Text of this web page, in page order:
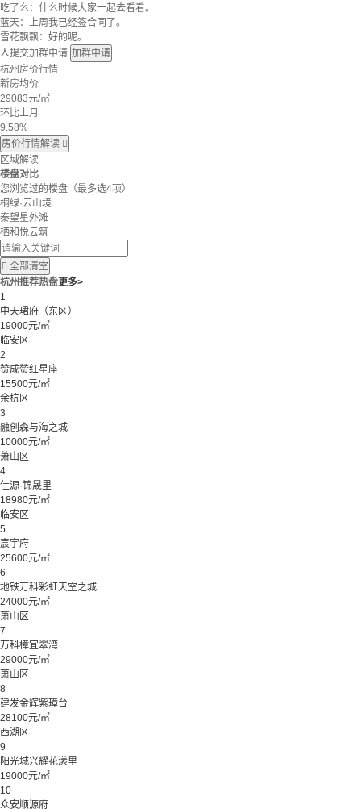
吃了么：什么时候大家一起去看看。
蓝天：上周我已经签合同了。
雪花飘飘：好的呢。
人提交加群申请 加群申请
杭州房价行情
新房均价
29083元/㎡
环比上月
9.58%
房价行情解读 
区域解读
楼盘对比
您浏览过的楼盘 （最多选4项）
桐绿·云山境
秦望星外滩
栖和悦云筑
 全部清空
杭州推荐热盘更多>
1
中天珺府（东区）
19000元/㎡
临安区
2
赞成赞红星座
15500元/㎡
余杭区
3
融创森与海之城
10000元/㎡
萧山区
4
佳源·锦晟里
18980元/㎡
临安区
5
宸宇府
25600元/㎡
6
地铁万科彩虹天空之城
24000元/㎡
萧山区
7
万科樟宜翠湾
29000元/㎡
萧山区
8
建发金辉紫璋台
28100元/㎡
西湖区
9
阳光城兴耀花漾里
19000元/㎡
10
众安顺源府